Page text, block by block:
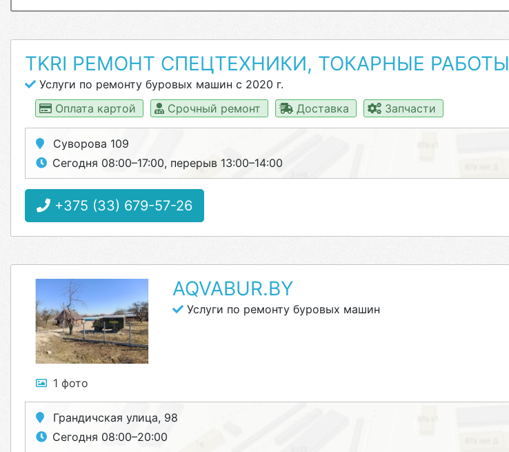
TKRI РЕМОНТ СПЕЦТЕХНИКИ, ТОКАРНЫЕ РАБОТЫ
Услуги по ремонту буровых машин с 2020 г.
Оплата картой
Срочный ремонт Доставка Запчасти
Суворова 109
Сегодня 08:00–17:00, перерыв 13:00–14:00
+375 (33) 679-57-26
1 фото
AQVABUR.BY
Услуги по ремонту буровых машин
Грандичская улица, 98
Сегодня 08:00–20:00